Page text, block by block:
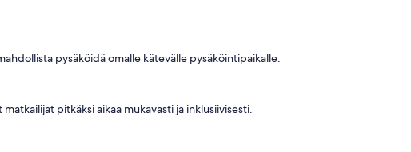
pysäköidä omalle kätevälle pysäköintipaikalle.
pitkäksi aikaa mukavasti ja inklusiivisesti.